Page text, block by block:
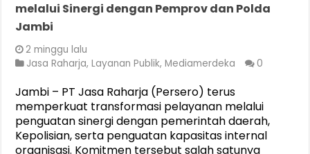
melalui Sinergi dengan Pemprov dan Polda
Jambi
2 minggu lalu
Jasa Raharja,Layanan Publik,Mediamerdeka 0
Jambi – PT Jasa Raharja (Persero) terus
memperkuat transformasi pelayanan melalui
penguatan sinergi dengan pemerintah daerah,
Kepolisian, serta penguatan kapasitas internal
organisasi. Komitmen tersebut salah satunya